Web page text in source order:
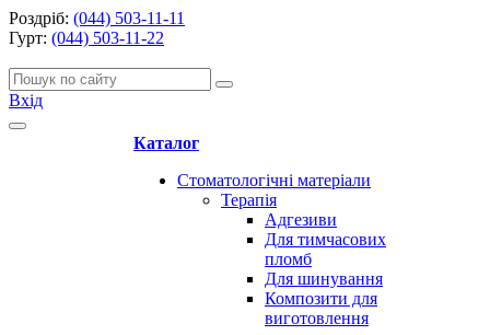
Роздріб: (044) 503-11-11
Гурт: (044) 503-11-22
Вхід
Каталог
Стоматологічні матеріали
Терапія
Адгезиви
Для тимчасових
пломб
Для шинування
Композити для
виготовлення